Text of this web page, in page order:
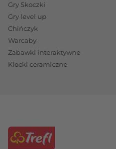
Gry Skoczki
Gry level up
Chińczyk
Warcaby
Zabawki interaktywne
Klocki ceramiczne